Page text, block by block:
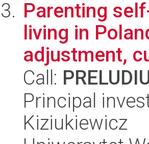
Parenting
living in
adjustment,
Call:
Principal
Kiziukiewicz